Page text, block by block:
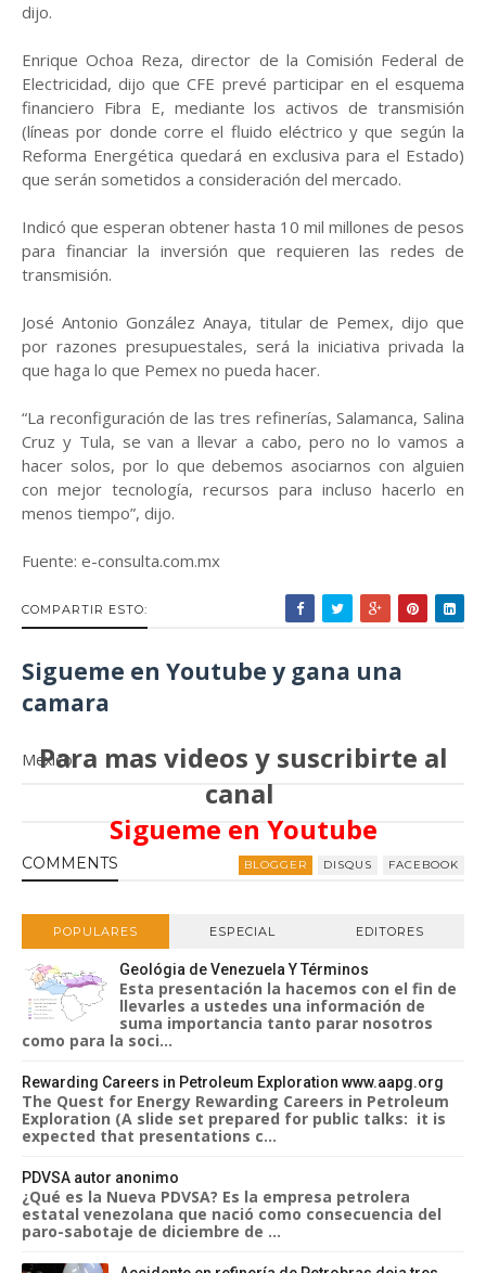
dijo.
Enrique Ochoa Reza, director de la Comisión Federal de
Electricidad, dijo que CFE prevé participar en el esquema
financiero Fibra E, mediante los activos de transmisión
(líneas por donde corre el fluido eléctrico y que según la
Reforma Energética quedará en exclusiva para el Estado)
que serán sometidos a consideración del mercado.
Indicó que esperan obtener hasta 10 mil millones de pesos
para financiar la inversión que requieren las redes de
transmisión.
José Antonio González Anaya, titular de Pemex, dijo que
por razones presupuestales, será la iniciativa privada la
que haga lo que Pemex no pueda hacer.
“La reconfiguración de las tres refinerías, Salamanca, Salina
Cruz y Tula, se van a llevar a cabo, pero no lo vamos a
hacer solos, por lo que debemos asociarnos con alguien
con mejor tecnología, recursos para incluso hacerlo en
menos tiempo”, dijo.
Fuente: e-consulta.com.mx
COMPARTIR ESTO:
Sigueme en Youtube y gana una
camara
Para mas videos y suscribirte al
canal
Sigueme en Youtube
Mexico
COMMENTS BLOGGER DISQUS FACEBOOK
POPULARES ESPECIAL EDITORES
Geológia de Venezuela Y Términos
Esta presentación la hacemos con el fin de
llevarles a ustedes una información de
suma importancia tanto parar nosotros
como para la soci...
Rewarding Careers in Petroleum Exploration www.aapg.org
The Quest for Energy Rewarding Careers in Petroleum
Exploration (A slide set prepared for public talks: it is
expected that presentations c...
PDVSA autor anonimo
¿Qué es la Nueva PDVSA? Es la empresa petrolera
estatal venezolana que nació como consecuencia del
paro-sabotaje de diciembre de ...